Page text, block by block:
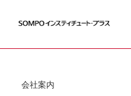
会社案内